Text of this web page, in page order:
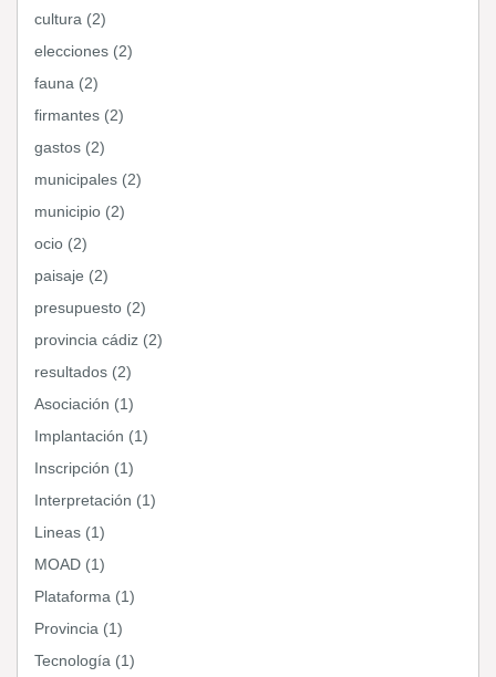
cultura (2)
elecciones (2)
fauna (2)
firmantes (2)
gastos (2)
municipales (2)
municipio (2)
ocio (2)
paisaje (2)
presupuesto (2)
provincia cádiz (2)
resultados (2)
Asociación (1)
Implantación (1)
Inscripción (1)
Interpretación (1)
Lineas (1)
MOAD (1)
Plataforma (1)
Provincia (1)
Tecnología (1)